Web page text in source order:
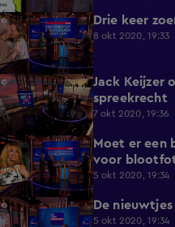
4:57 Drie keer
8 okt 2020, 19:33
9:54
Jack Keijzer
spreekrecht
7 okt 2020, 19:36
2:20
Moet er een
voor
5 okt 2020, 19:34
3:08 De
5 okt 2020, 19:34